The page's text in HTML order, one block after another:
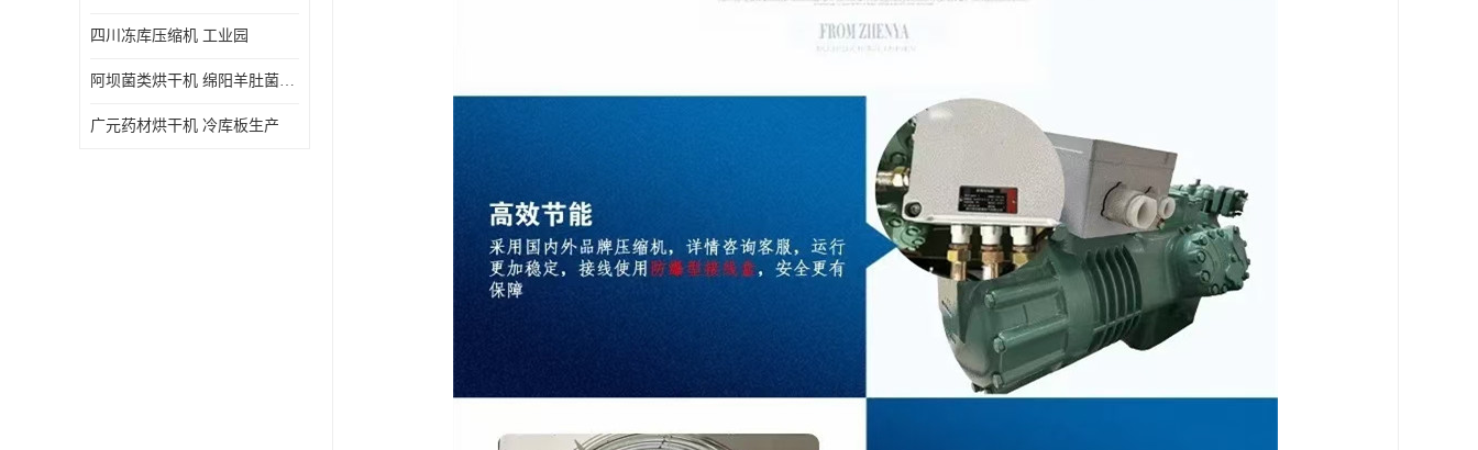
四川冻库压缩机 工业园
阿坝菌类烘干机 绵阳羊肚菌烘干机安装 安装造价
广元药材烘干机 冷库板生产